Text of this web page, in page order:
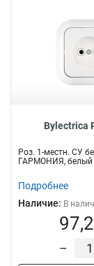
Bylectrica
Роз. 1-местн. СУ
ГАРМОНИЯ, белый
Подробнее
Наличие: В
–